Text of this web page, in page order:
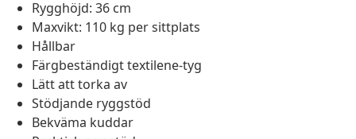
Rygghöjd: 36 cm
Maxvikt: 110 kg per sittplats
Hållbar
Färgbeständigt textilene-tyg
Lätt att torka av
Stödjande ryggstöd
Bekväma kuddar